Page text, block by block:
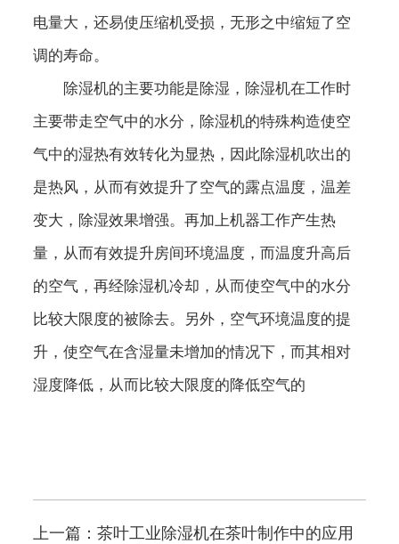
电量大，还易使压缩机受损，无形之中缩短了空
调的寿命。
除湿机的主要功能是除湿，除湿机在工作时
主要带走空气中的水分，除湿机的特殊构造使空
气中的湿热有效转化为显热，因此除湿机吹出的
是热风，从而有效提升了空气的露点温度，温差
变大，除湿效果增强。再加上机器工作产生热
量，从而有效提升房间环境温度，而温度升高后
的空气，再经除湿机冷却，从而使空气中的水分
比较大限度的被除去。另外，空气环境温度的提
升，使空气在含湿量未增加的情况下，而其相对
湿度降低，从而比较大限度的降低空气的
上一篇：茶叶工业除湿机在茶叶制作中的应用